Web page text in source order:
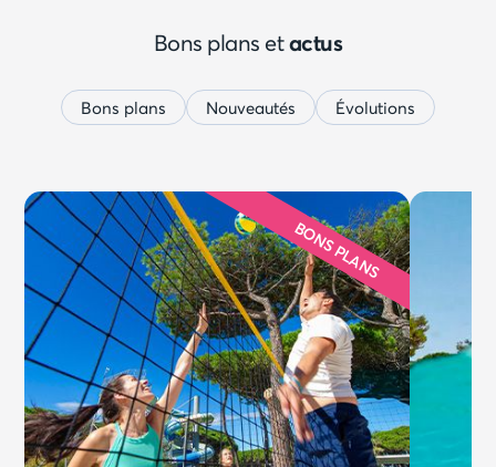
Bons plans etactus
Bons plans Nouveautés Évolutions
BONS PLANS